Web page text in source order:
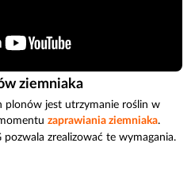
ziemniaka
plonów jest utrzymanie roślin w
zaprawiania ziemniaka.
zrealizować te wymagania.